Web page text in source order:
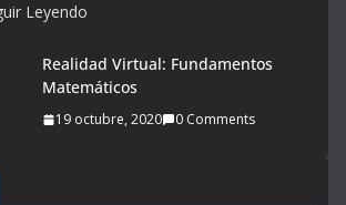
Leyendo
Realidad Virtual: Fundamentos
Matemáticos
19 octubre, 2020 0 Comments